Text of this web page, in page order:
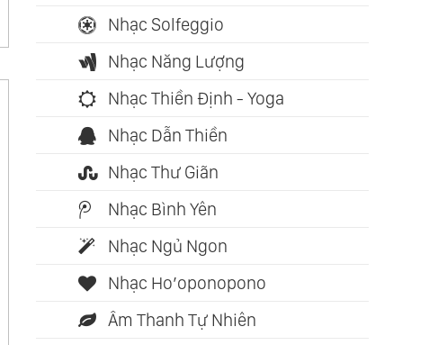
Nhạc Solfeggio
Nhạc Năng Lượng
Nhạc Thiền Định - Yoga
Nhạc Dẫn Thiền
Nhạc Thư Giãn
Nhạc Bình Yên
Nhạc Ngủ Ngon
Nhạc Ho’oponopono
Âm Thanh Tự Nhiên